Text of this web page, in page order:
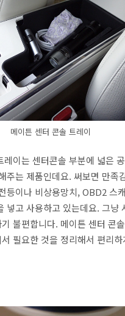
메이튼 센터 콘솔 트레이
레이는 센터콘솔 부분에 넓은
주는 제품인데요. 써보면 만족
등이나 비상용망치, OBD2 스
넣고 사용하고 있는데요. 그냥
불편합니다. 메이튼 센터 콘
필요한 것을 정리해서 편리